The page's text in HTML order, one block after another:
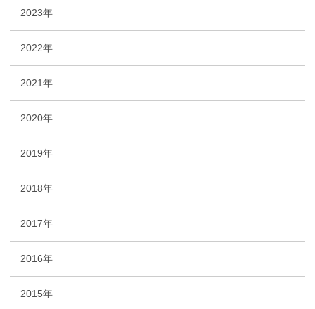
2023年
2022年
2021年
2020年
2019年
2018年
2017年
2016年
2015年